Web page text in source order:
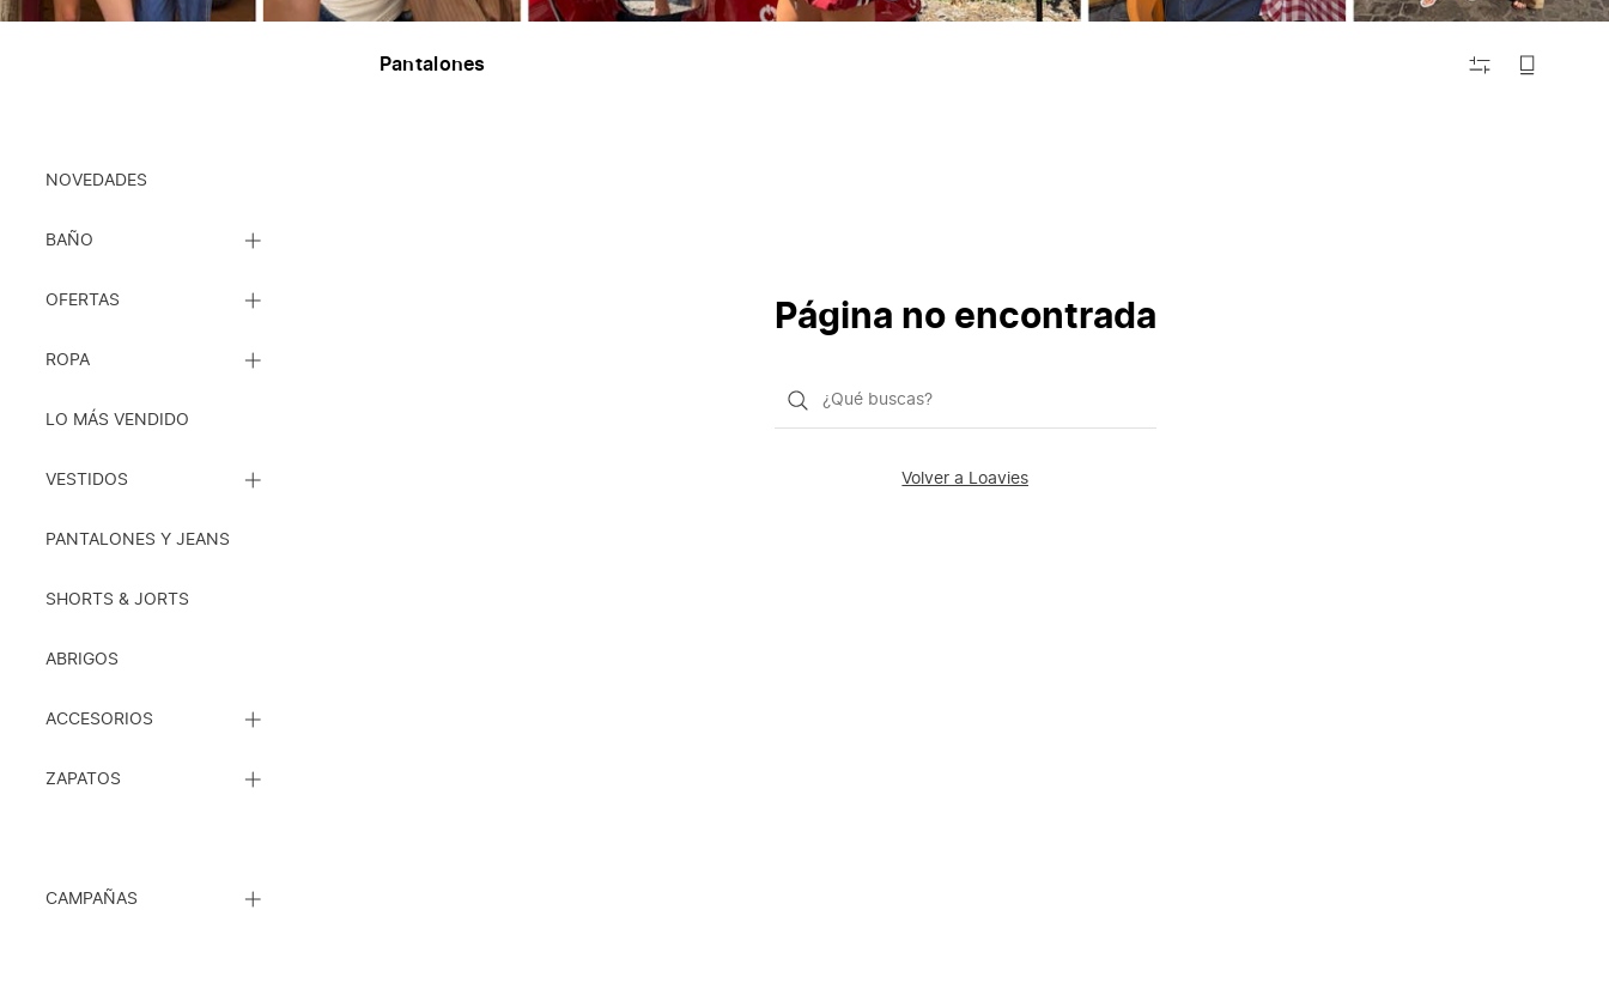
NOVEDADES
BAÑO
LISTA
SUBCATEGORÍAS
OFERTAS
LISTA
SUBCATEGORÍAS
ROPA
LISTA
LO MÁS VENDIDO
VESTIDOS
LISTA
PANTALONES Y JEANS
SHORTS & JORTS
ABRIGOS
ACCESORIOS
LISTA
SUBCATEGORÍAS
ZAPATOS
LISTA
CAMPAÑAS
LISTA
Pantalones
FILTRAR
Página no encontrada
¿Qué
Volver a Loavies